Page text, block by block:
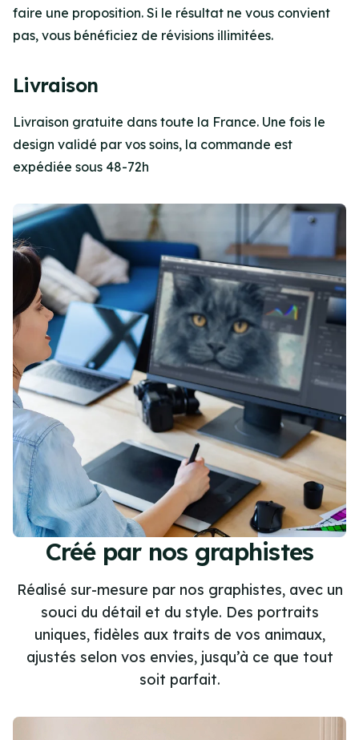
faire une proposition. Si le résultat ne vous convient
pas, vous bénéficiez de révisions illimitées.
Livraison
Livraison gratuite dans toute la France. Une fois le
design validé par vos soins, la commande est
expédiée sous 48-72h
Créé par nos graphistes
Réalisé sur-mesure par nos graphistes, avec un
souci du détail et du style. Des portraits
uniques, fidèles aux traits de vos animaux,
ajustés selon vos envies, jusqu’à ce que tout
soit parfait.